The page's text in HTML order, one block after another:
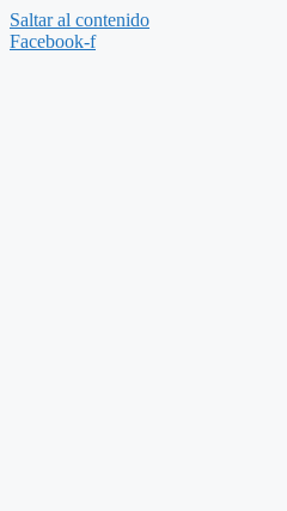
Saltar al contenido
Facebook-f